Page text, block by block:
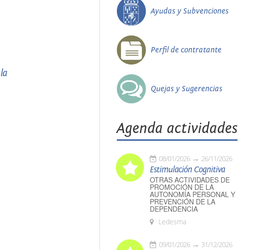
Ayudas y Subvenciones
Perfil de contratante
Quejas y Sugerencias
Agenda actividades
08/01/2026 26/11/2026
Estimulación Cognitiva
OTRAS ACTIVIDADES DE
PROMOCIÓN DE LA
AUTONOMÍA PERSONAL Y
PREVENCIÓN DE LA
DEPENDENCIA
Ledesma
09/01/2026 31/12/2026